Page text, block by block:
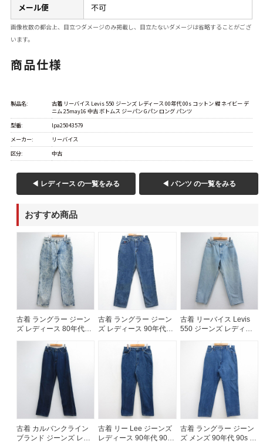
メール便 不可
画像枚数の都合上、目立つダメージのみ掲載し、目立たないダメージは省略することがござ
います。
商品仕様
製品名:
古着 リーバイス Levis 550 ジーンズ レディース 00年代 00s コットン 紺 ネイビー デ
ニム 25may16 中古 ボトムス ジーパン Gパン ロング パンツ
型番:
lpa25043579
メーカー:
リーバイス
区分:
中古
◀ レディース の一覧をみる ◀ パンツ の一覧をみる
おすすめ商品
古着 ラングラー ジーン
ズ レディース 80年代
USA製 ネイビー デニム
【spe】 26jul14
古着 ラングラー ジーン
ズ レディース 90年代
イビー デニム 26aug06
古着 リーバイス Levis
550 ジーンズ レディー
ド コットン USA製 ネイ
ビー デニム 26jul14
古着 カルバンクライン
ブランド ジーンズ レデ
古着 リー Lee ジーンズ
レディース 90年代 90s
古着 ラングラー ジーン
ズ メンズ 90年代 90s コ